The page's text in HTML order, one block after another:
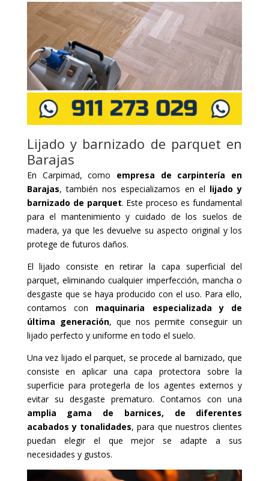
Lijado y barnizado de parquet en
Barajas
En Carpimad, como empresa de carpintería en
Barajas, también nos especializamos en el lijado y
barnizado de parquet. Este proceso es fundamental
para el mantenimiento y cuidado de los suelos de
madera, ya que les devuelve su aspecto original y los
protege de futuros daños.
El lijado consiste en retirar la capa superficial del
parquet, eliminando cualquier imperfección, mancha o
desgaste que se haya producido con el uso. Para ello,
contamos con maquinaria especializada y de
última generación, que nos permite conseguir un
lijado perfecto y uniforme en todo el suelo.
Una vez lijado el parquet, se procede al barnizado, que
consiste en aplicar una capa protectora sobre la
superficie para protegerla de los agentes externos y
evitar su desgaste prematuro. Contamos con una
amplia gama de barnices, de diferentes
acabados y tonalidades, para que nuestros clientes
puedan elegir el que mejor se adapte a sus
necesidades y gustos.